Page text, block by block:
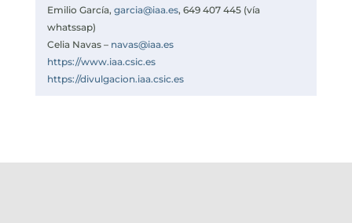
Emilio García, garcia@iaa.es, 649 407 445 (vía
whatssap)
Celia Navas – navas@iaa.es
https://www.iaa.csic.es
https://divulgacion.iaa.csic.es